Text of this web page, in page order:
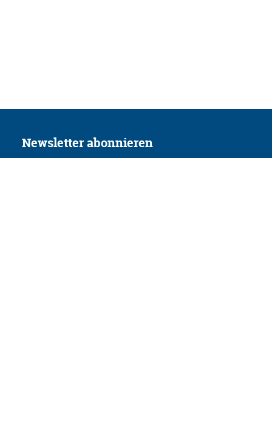
Newsletter abonnieren